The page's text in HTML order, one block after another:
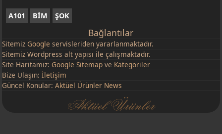
A101 BİM ŞOK
Bağlantılar
Sitemiz Google servisleriden yararlanmaktadır.
Sitemiz Wordpress alt yapısı ile çalışmaktadır.
Site Haritamız: Google Sitemap ve Kategoriler
Bize Ulaşın:İletişim
Güncel Konular:Aktüel Ürünler News